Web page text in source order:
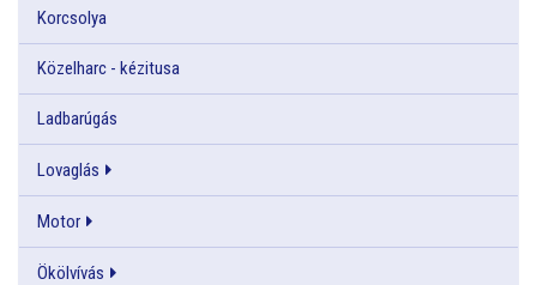
Korcsolya
Közelharc - kézitusa
Ladbarúgás
Lovaglás
Motor
Ökölvívás